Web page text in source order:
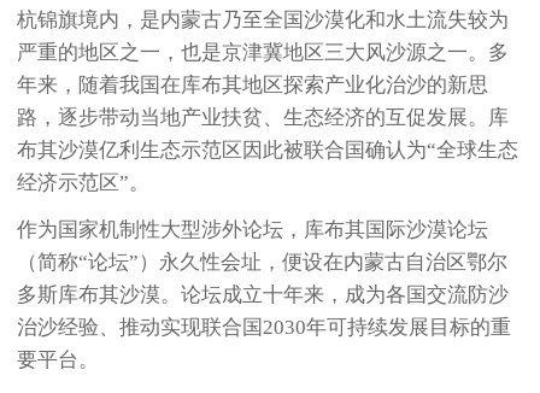
杭锦旗境内，是内蒙古乃至全国沙漠化和水土流失较为
严重的地区之一，也是京津冀地区三大风沙源之一。多
年来，随着我国在库布其地区探索产业化治沙的新思
路，逐步带动当地产业扶贫、生态经济的互促发展。库
布其沙漠亿利生态示范区因此被联合国确认为“全球生态
经济示范区”。
作为国家机制性大型涉外论坛，库布其国际沙漠论坛
（简称“论坛”）永久性会址，便设在内蒙古自治区鄂尔
多斯库布其沙漠。论坛成立十年来，成为各国交流防沙
治沙经验、推动实现联合国2030年可持续发展目标的重
要平台。